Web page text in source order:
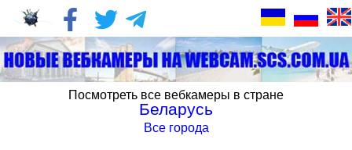
Посмотреть все вебкамеры в стране
Беларусь
Все города